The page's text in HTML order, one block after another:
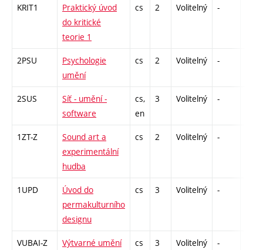
KRIT1
Praktický úvod
do kritické
teorie 1
cs 2 Volitelný -
2PSU
Psychologie
umění
cs 2 Volitelný -
2SUS
Síť - umění -
software
cs,
en
3 Volitelný -
1ZT-Z
Sound art a
experimentální
hudba
cs 2 Volitelný -
1UPD
Úvod do
permakulturního
designu
cs 3 Volitelný -
VUBAI-Z Výtvarné umění cs 3 Volitelný -